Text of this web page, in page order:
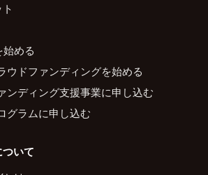
める
ウドファンディングを始める
ンディング支援事業に申し込む
グラムに申し込む
いて